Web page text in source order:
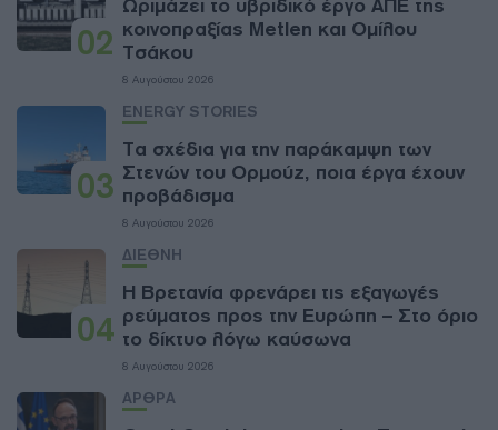
02
Ωριμάζει το υβριδικό έργο ΑΠΕ της
κοινοπραξίας Metlen και Ομίλου
Τσάκου
8 Αυγούστου 2026
03
ENERGY STORIES
Τα σχέδια για την παράκαμψη των
Στενών του Ορμούζ, ποια έργα έχουν
προβάδισμα
8 Αυγούστου 2026
04
ΔΙΕΘΝΗ
Η Βρετανία φρενάρει τις εξαγωγές
ρεύματος προς την Ευρώπη – Στο όριο
το δίκτυο λόγω καύσωνα
8 Αυγούστου 2026
ΑΡΘΡΑ